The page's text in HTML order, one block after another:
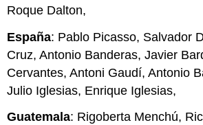
Roque Dalton,
España: Pablo Picasso, Salvador
Cruz, Antonio Banderas, Javier
Cervantes, Antoni Gaudí, Antonio
Julio Iglesias, Enrique Iglesias,
Guatemala: Rigoberta Menchú,